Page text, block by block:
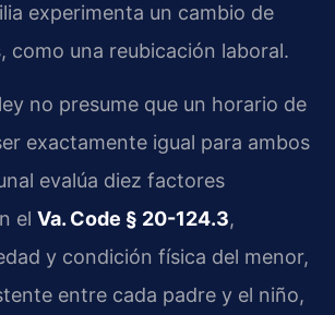
experimenta un cambio de
como una reubicación laboral.
no presume que un horario de
exactamente igual para ambos
evalúa diez factores
el Va. Code § 20-124.3,
y condición física del menor,
entre cada padre y el niño,